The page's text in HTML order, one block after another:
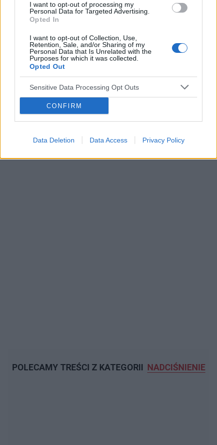
I want to opt-out of processing my
Personal Data for Targeted Advertising.
Opted In
I want to opt-out of Collection, Use,
Retention, Sale, and/or Sharing of my
Personal Data that Is Unrelated with the
Purposes for which it was collected.
Opted Out
Sensitive Data Processing Opt Outs
CONFIRM
Data Deletion Data Access Privacy Policy
POLECAMY TREŚCI Z KATEGORII NADCIŚNIENIE